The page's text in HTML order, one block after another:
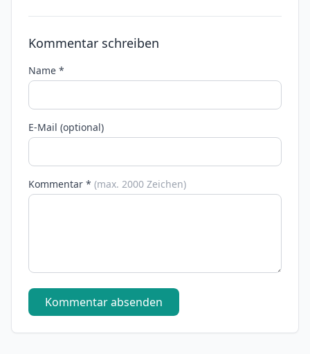
Kommentar schreiben
Name *
E-Mail (optional)
Kommentar * (max. 2000 Zeichen)
Kommentar absenden